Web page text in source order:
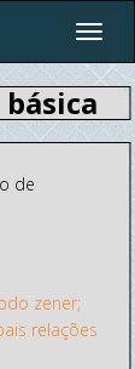
de
zener;
relações